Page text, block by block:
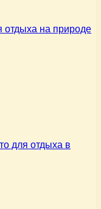
отдыха на природе
для отдыха в